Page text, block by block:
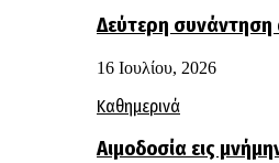
Δεύτερη
16 Ιουλίου, 2026
Καθημερινά
Αιμοδοσία εις